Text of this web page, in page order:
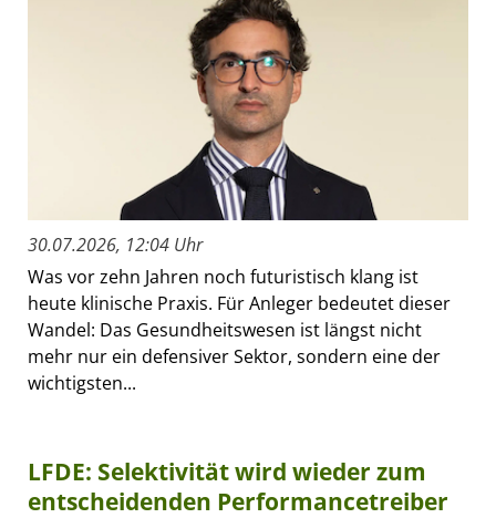
30.07.2026, 12:04 Uhr
Was vor zehn Jahren noch futuristisch klang ist
heute klinische Praxis. Für Anleger bedeutet dieser
Wandel: Das Gesundheitswesen ist längst nicht
mehr nur ein defensiver Sektor, sondern eine der
wichtigsten...
LFDE: Selektivität wird wieder zum
entscheidenden Performancetreiber